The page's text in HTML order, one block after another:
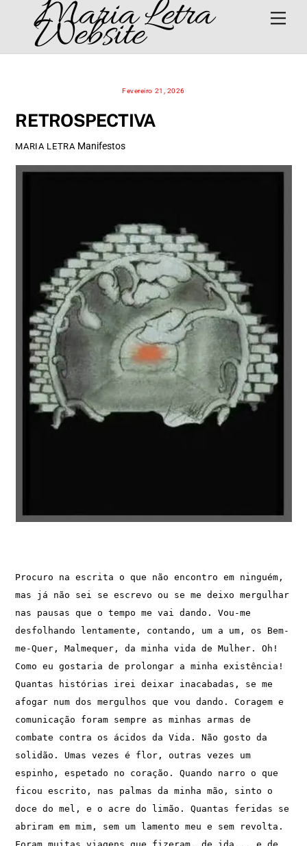
content
Maria Letra
Website
Fevereiro 21, 2026
RETROSPECTIVA
MARIA LETRA Manifestos
Procuro na escrita o que não encontro em ninguém,
mas já não sei se escrevo ou se me deixo mergulhar
nas pausas que o tempo me vai dando. Vou-me
desfolhando lentamente, contando, um a um, os Bem-
me-Quer, Malmequer, da minha vida de Mulher. Oh!
Como eu gostaria de prolongar a minha existência!
Quantas histórias irei deixar inacabadas, se me
afogar num dos mergulhos que vou dando. Coragem e
comunicação foram sempre as minhas armas de
combate contra os ácidos da Vida. Não gosto da
solidão. Umas vezes é flor, outras vezes um
espinho, espetado no coração. Quando narro o que
ficou escrito, nas palmas da minha mão, sinto o
doce do mel, e o acre do limão. Quantas feridas se
abriram em mim, sem um lamento meu e sem revolta.